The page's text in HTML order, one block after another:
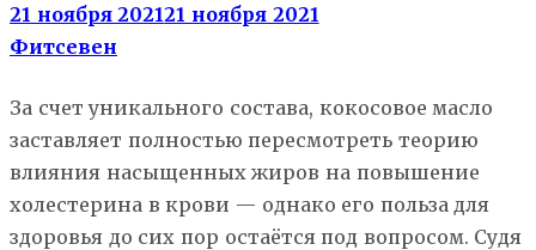
21 ноября 202121 ноября 2021
Фитсевен
За счет уникального состава, кокосовое масло
заставляет полностью пересмотреть теорию
влияния насыщенных жиров на повышение
холестерина в крови — однако его польза для
здоровья до сих пор остаётся под вопросом. Судя